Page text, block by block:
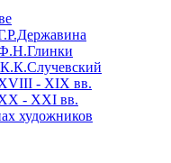
- XIX вв.
- XXI вв.
художников